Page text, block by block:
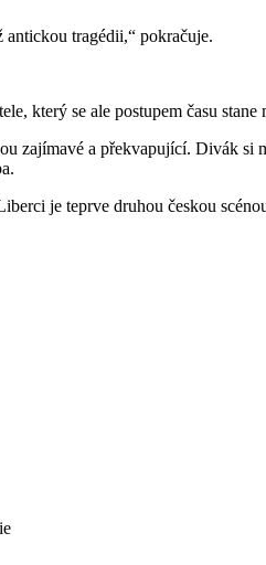
antickou tragédii,“ pokračuje.
který se ale postupem času stane
zajímavé a překvapující. Divák
je teprve druhou českou